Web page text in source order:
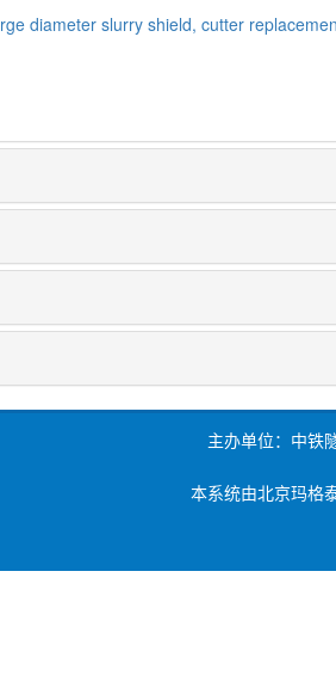
diameter slurry shield, cutter
主办单位：中铁
本系统由北京玛格